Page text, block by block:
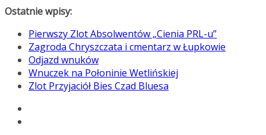
Przejdź
treści
Ostatnie wpisy:
Pierwszy Zlot Absolwentów „Cienia PRL-u”
Zagroda Chryszczata i cmentarz w Łupkowie
Odjazd wnuków
Wnuczek na Połoninie Wetlińskiej
Zlot Przyjaciół Bies Czad Bluesa